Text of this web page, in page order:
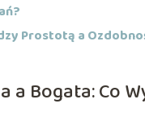
Prostotą a
Bogata: Co